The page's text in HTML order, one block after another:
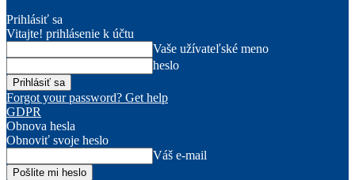
Prihlásiť sa
Vitajte! prihlásenie k účtu
Vaše užívateľské meno
heslo
Forgot your password? Get help
GDPR
Obnova hesla
Obnoviť svoje heslo
Váš e-mail